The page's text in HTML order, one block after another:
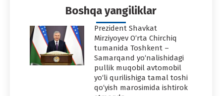
Boshqa yangiliklar
Prezident Shavkat
Mirziyoyev O‘rta Chirchiq
tumanida Toshkent –
Samarqand yo‘nalishidagi
pullik muqobil avtomobil
yo‘li qurilishiga tamal toshi
qo‘yish marosimida ishtirok